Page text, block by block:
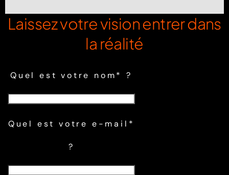
Laissez votre vision entrer dans
la réalité
Quel est votre nom* ?
Quel est votre e-mail*
?